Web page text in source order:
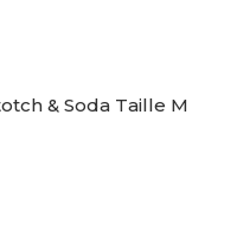
& Soda Taille M